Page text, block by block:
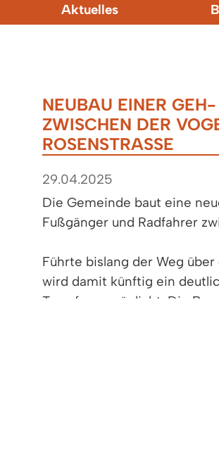
Aktuelles
NEUBAU EINER
ZWISCHEN DER
OSENSTRASSE
29.04.2025
Die Gemeinde baut eine
Fußgänger und Radfahrer
Führte bislang der Weg
wird damit künftig ein
Transfer ermöglicht. Die